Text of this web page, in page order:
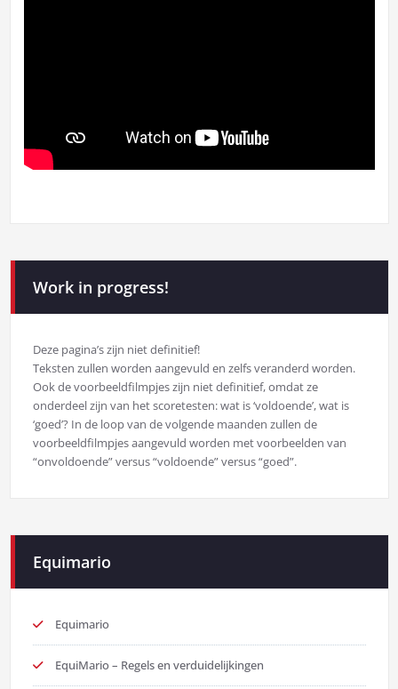
Work in progress!
Deze pagina’s zijn niet definitief!
Teksten zullen worden aangevuld en zelfs veranderd worden.
Ook de voorbeeldfilmpjes zijn niet definitief, omdat ze
onderdeel zijn van het scoretesten: wat is ‘voldoende’, wat is
‘goed’? In de loop van de volgende maanden zullen de
voorbeeldfilmpjes aangevuld worden met voorbeelden van
“onvoldoende” versus “voldoende” versus “goed”.
Equimario
Equimario
EquiMario – Regels en verduidelijkingen